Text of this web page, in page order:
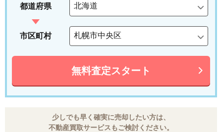
都道府県
市区町村
無料査定スタート
少しでも早く確実に売却したい方は、
不動産買取サービスもご検討ください。